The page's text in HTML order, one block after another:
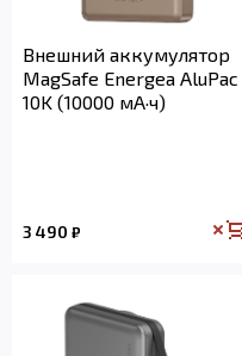
Внешний аккумулятор
MagSafe Energea AluPac
10K (10000 мА·ч)
3 490 ₽